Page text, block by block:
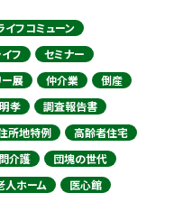
イフコミューン
フ
セミナー
ー展 仲介業
倒産
孝
調査報告書
所地特例
高齢者住宅
介護
団塊の世代
人ホーム
医心館